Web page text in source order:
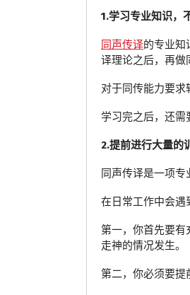
1.学习专业知识，
同声传译的专业知
译理论之后，再做
对于同传能力要求
学习完之后，还需
2.提前进行大量的
同声传译是一项
在日常工作中会遇
第一，你首先要
走神的情况发生。
第二，你必须要提